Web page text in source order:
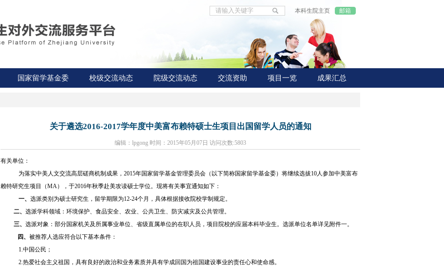
本科生院主页 邮箱
国家留学基金委 校级交流动态 院级交流动态 交流资助 项目一览 成果汇总
关于遴选2016-2017学年度中美富布赖特硕士生项目出国留学人员的通知
编辑：lpgong 时间：2015年05月07日 访问次数:5803
有关单位：
为落实中美人文交流高层磋商机制成果，2015年国家留学基金管理委员会（以下简称国家留学基金委）将继续选拔10人参加中美富布
赖特研究生项目（MA），于2016年秋季赴美攻读硕士学位。现将有关事宜通知如下：
一、选派类别为硕士研究生，留学期限为12-24个月，具体根据接收院校学制规定。
二、 选派学科领域：环境保护、食品安全、农业、公共卫生、防灾减灾及公共管理。
三、 选派对象：部分国家机关及所属事业单位、省级直属单位的在职人员，项目院校的应届本科毕业生。选派单位名单详见附件一。
四、被推荐人选应符合以下基本条件：
1.中国公民；
2.热爱社会主义祖国，具有良好的政治和业务素质并具有学成回国为祖国建设事业的责任心和使命感。